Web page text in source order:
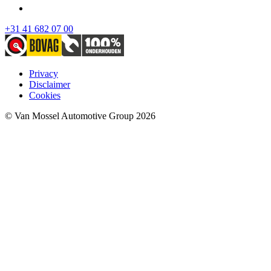
+31 41 682 07 00
Privacy
Disclaimer
Cookies
© Van Mossel Automotive Group 2026